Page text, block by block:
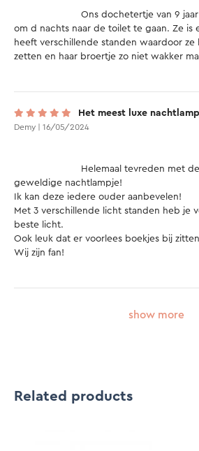
om d nachts naar de toilet te gaan. Ze is
heeft verschillende standen waardoor
zetten en haar broertje zo niet wakker
Het meest luxe
Demy | 16/05/2024
geweldige nachtlampje!
Ik kan deze iedere ouder aanbevelen!
Met 3 verschillende licht standen heb je
beste licht.
Ook leuk dat er voorlees boekjes bij
Wij zijn fan!
show more
Related products